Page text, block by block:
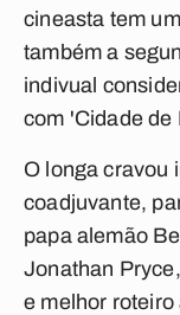
cineasta tem
também a
indivual
com 'Cidade de
O longa cravou
coadjuvante,
papa alemão
Jonathan
e melhor